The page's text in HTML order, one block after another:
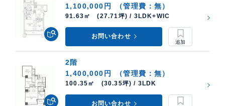
1,100,000円
（管理費：無）
91.63㎡ (27.71坪) / 3LDK+WIC
お問い合わせ
2階
1,400,000円
（管理費：無）
100.35㎡ (30.35坪) / 3LDK
お問い合わせ